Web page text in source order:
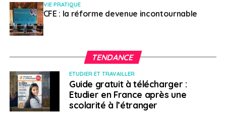
VIE PRATIQUE
CFE : la réforme devenue incontournable
TENDANCE
ETUDIER ET TRAVAILLER
Guide gratuit à télécharger :
Etudier en France après une
scolarité à l’étranger